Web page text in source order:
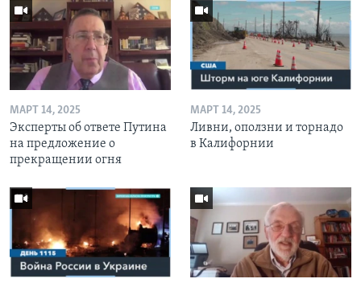
МАРТ 14, 2025
Эксперты об ответе Путина
на предложение о
прекращении огня
МАРТ 14, 2025
Ливни, оползни и торнадо
в Калифорнии